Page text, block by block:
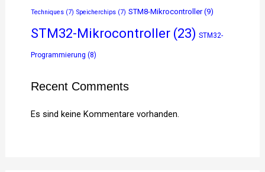
Techniques (7) Speicherchips (7) STM8-Mikrocontroller(9)
STM32-Mikrocontroller (23) STM32-
Programmierung (8)
Recent Comments
Es sind keine Kommentare vorhanden.